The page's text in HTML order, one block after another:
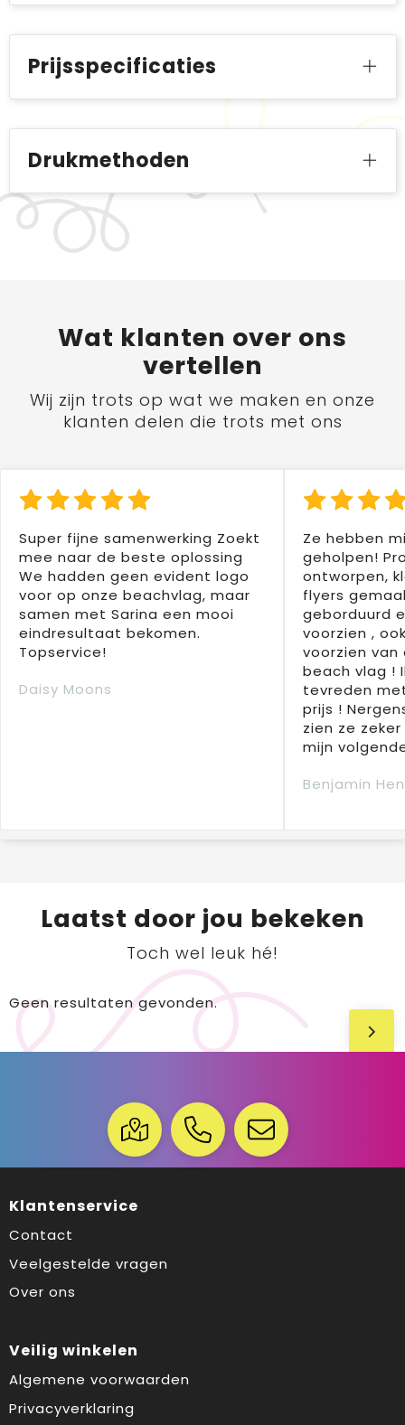
Prijsspecificaties
Drukmethoden
Wat klanten over ons
vertellen
Wij zijn trots op wat we maken en onze
klanten delen die trots met ons
Super fijne samenwerking Zoekt
mee naar de beste oplossing
We hadden geen evident logo
voor op onze beachvlag, maar
samen met Sarina een mooi
eindresultaat bekomen.
Topservice!
Daisy Moons
Ze hebben
geholpen!
ontworpen,
flyers
geborduurd
voorzien ,
voorzien
beach vlag !
tevreden
prijs !
zien ze
mijn
Benjamin
Laatst door jou bekeken
Toch wel leuk hé!
Geen resultaten gevonden.
Klantenservice
Contact
Veelgestelde vragen
Over ons
Veilig winkelen
Algemene voorwaarden
Privacyverklaring